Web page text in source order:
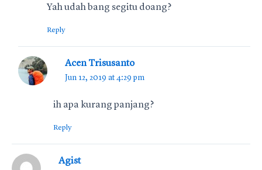
Yah udah bang segitu doang?
Reply
Acen Trisusanto
Jun 12, 2019 at 4:29 pm
ih apa kurang panjang?
Reply
Agist